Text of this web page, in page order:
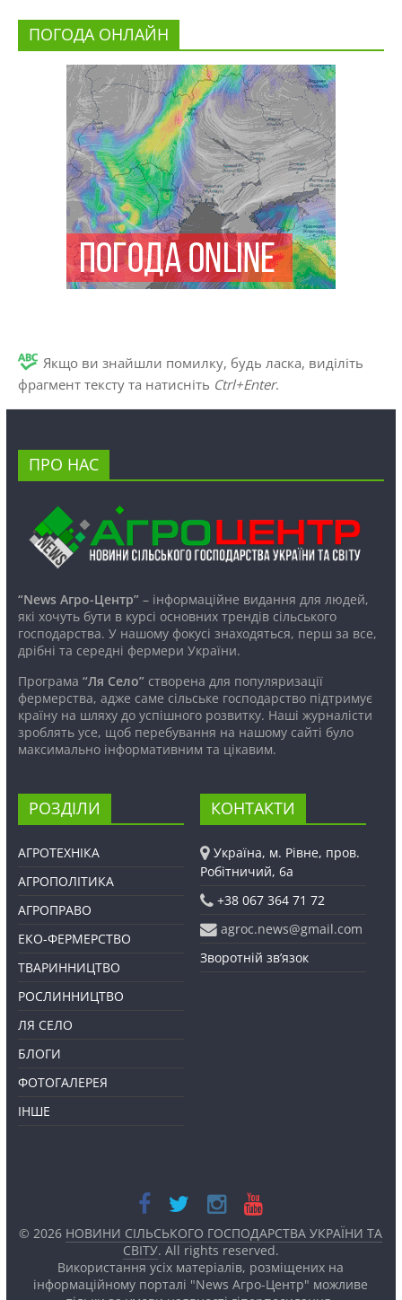
ПОГОДА ОНЛАЙН
Якщо ви знайшли помилку, будь ласка, виділіть
фрагмент тексту та натисніть Ctrl+Enter.
ПРО НАС
“News Агро-Центр”– інформаційне видання для людей,
які хочуть бути в курсі основних трендів сільського
господарства. У нашому фокусі знаходяться, перш за все,
дрібні та середні фермери України.
Програма “Ля Село”створена для популяризації
фермерства, адже саме сільське господарство підтримує
країну на шляху до успішного розвитку. Наші журналісти
зроблять усе, щоб перебування на нашому сайті було
максимально інформативним та цікавим.
РОЗДІЛИ
АГРОТЕХНІКА
АГРОПОЛІТИКА
АГРОПРАВО
ЕКО-ФЕРМЕРСТВО
ТВАРИННИЦТВО
РОСЛИННИЦТВО
ЛЯ СЕЛО
БЛОГИ
ФОТОГАЛЕРЕЯ
ІНШЕ
КОНТАКТИ
Україна, м. Рівне, пров.
Робітничий, 6а
+38 067 364 71 72
agroc.news@gmail.com
Зворотній зв’язок
© 2026 НОВИНИ СІЛЬСЬКОГО ГОСПОДАРСТВА УКРАЇНИ ТА
СВІТУ. All rights reserved.
Використання усіх матеріалів, розміщених на
інформаційному порталі "News Агро-Центр" можливе